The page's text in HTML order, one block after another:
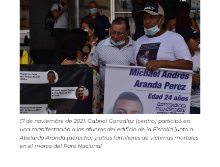
17 de noviembre de 2021. Gabriel González (centro) participó en
una manifestación a las afueras del edificio de la Fiscalía junto a
Abelardo Aranda (derecha) y otros familiares de víctimas mortales
en el marco del Paro Nacional.